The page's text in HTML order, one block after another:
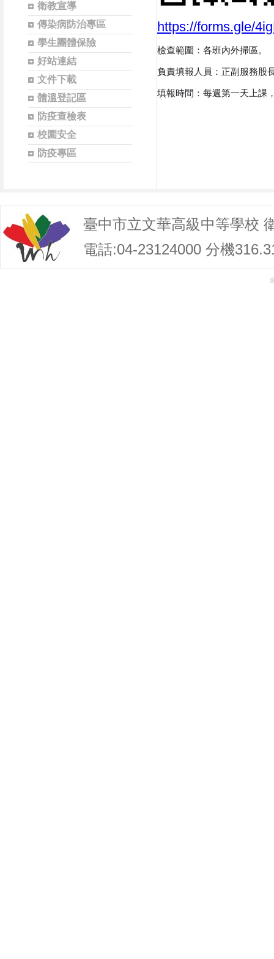
衛教宣導
傳染病防治專區
學生團體保險
好站連結
文件下載
體溫登記區
防疫查檢表
校園安全
防疫專區
https://forms.gle/
檢查範圍：各班內外掃區。
負責填報人員：正副服務股
填報時間：每週第一天上課
臺中市立文華高級中等學校
電話:04-23124000 分機